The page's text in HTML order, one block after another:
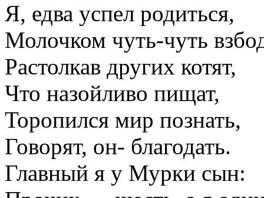
Я, едва успел родиться,
Молочком чуть-чуть
Растолкав других котят,
Что назойливо пищат,
Торопился мир познать,
Говорят, он- благодать.
Главный я у Мурки сын: